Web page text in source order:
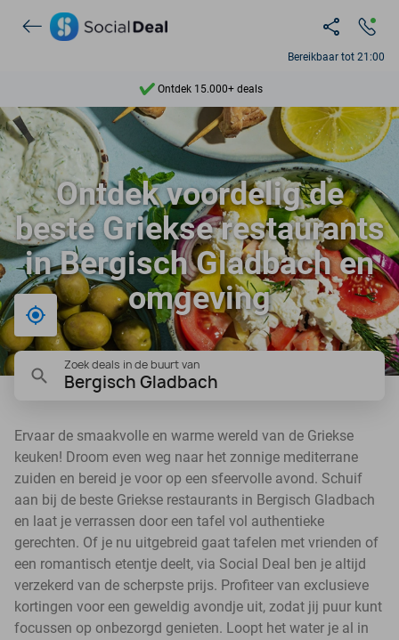
Bereikbaar tot 21:00
Ontdek 15.000+ deals
7 dagen per week beschikbaar
10+ miljoen leden
9,4
Ontdek 15.000+ deals
Ontdek voordelig de
beste Griekse restaurants
in Bergisch Gladbach en
omgeving
Bij mij in de buurt
Zoek deals in de buurt van
Bergisch Gladbach
Ervaar de smaakvolle en warme wereld van de Griekse
keuken! Droom even weg naar het zonnige mediterrane
zuiden en bereid je voor op een sfeervolle avond. Schuif
aan bij de beste Griekse restaurants in Bergisch Gladbach
en laat je verrassen door een tafel vol authentieke
gerechten. Of je nu uitgebreid gaat tafelen met vrienden of
een romantisch etentje deelt, via Social Deal ben je altijd
verzekerd van de scherpste prijs. Profiteer van exclusieve
kortingen voor een geweldig avondje uit, zodat jij puur kunt
focussen op onbezorgd genieten. Loopt het water je al in